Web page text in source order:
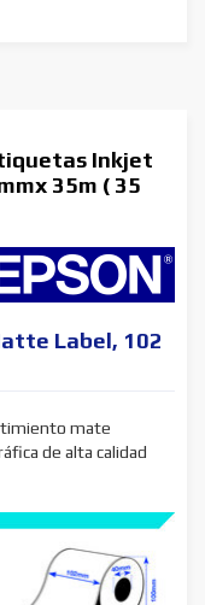
Inkjet
35m ( 35
Label, 102
mate
de alta calidad